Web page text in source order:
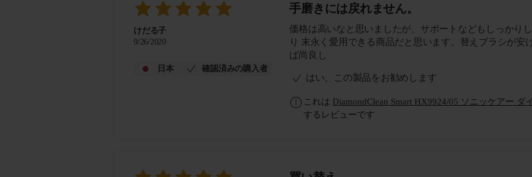
けだる子
9/26/2020
日本 確認済みの購入者
手磨きには戻れません。
価格は高いなと思いましたが、サポートなどもしっかり
り 末永く愛用できる商品だと思います。替えブラシが安
ば尚良し
はい、この製品をお勧めします
これは DiamondClean Smart HX9924/05 ソニッケアー ダ
するレビューです